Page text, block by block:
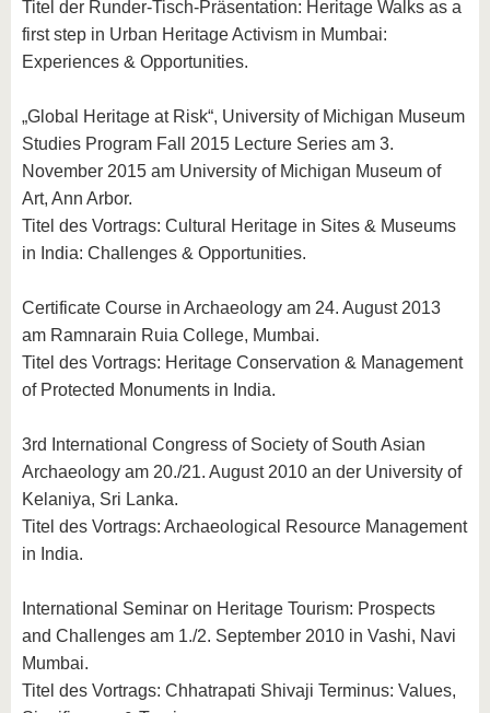
Titel der Runder-Tisch-Präsentation: Heritage Walks as a
first step in Urban Heritage Activism in Mumbai:
Experiences & Opportunities.
„Global Heritage at Risk“, University of Michigan Museum
Studies Program Fall 2015 Lecture Series am 3.
November 2015 am University of Michigan Museum of
Art, Ann Arbor.
Titel des Vortrags: Cultural Heritage in Sites & Museums
in India: Challenges & Opportunities.
Certificate Course in Archaeology am 24. August 2013
am Ramnarain Ruia College, Mumbai.
Titel des Vortrags: Heritage Conservation & Management
of Protected Monuments in India.
3rd International Congress of Society of South Asian
Archaeology am 20./21. August 2010 an der University of
Kelaniya, Sri Lanka.
Titel des Vortrags: Archaeological Resource Management
in India.
International Seminar on Heritage Tourism: Prospects
and Challenges am 1./2. September 2010 in Vashi, Navi
Mumbai.
Titel des Vortrags: Chhatrapati Shivaji Terminus: Values,